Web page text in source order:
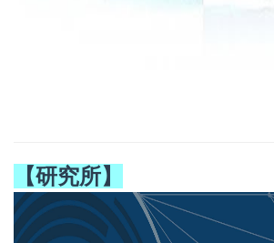
【研究所】